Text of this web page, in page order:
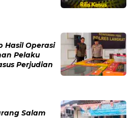
Hasil Operasi
Pelaku
Perjudian
Salam